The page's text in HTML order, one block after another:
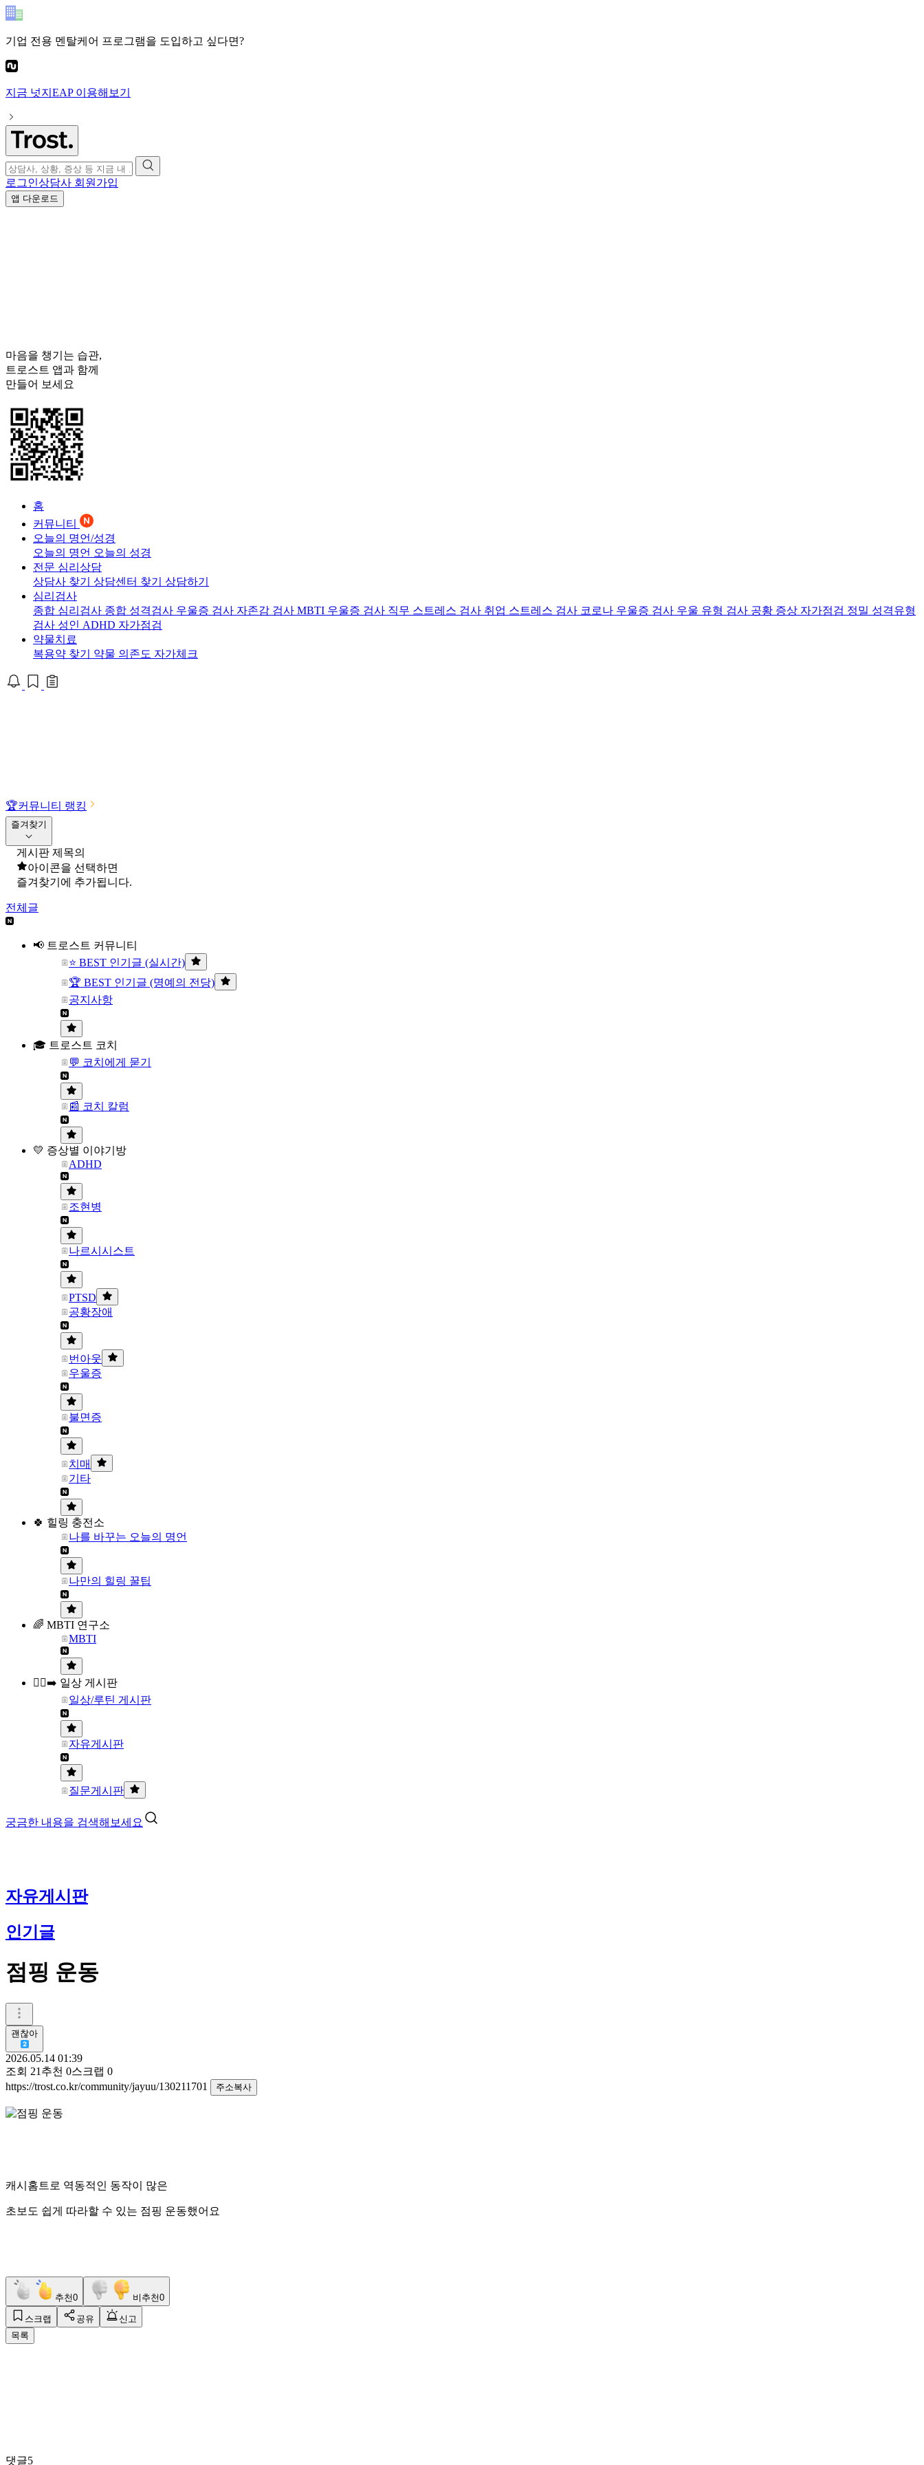
기업 전용 멘탈케어 프로그램을 도입하고 싶다면?
지금 넛지EAP이용해보기
로그인상담사 회원가입
앱 다운로드
마음을 챙기는 습관,
트로스트 앱과 함께
만들어 보세요
홈
커뮤니티
오늘의 명언/성경
오늘의 명언 오늘의 성경
전문 심리상담
상담사 찾기 상담센터 찾기 상담하기
심리검사
종합 심리검사 종합 성격검사 우울증 검사 자존감 검사 MBTI 우울증 검사 직무 스트레스 검사 취업 스트레스 검사 코로나 우울증 검사 우울 유형 검사 공황 증상 자가점검 정밀 성격유형
검사 성인 ADHD 자가점검
약물치료
복용약 찾기 약물 의존도 자가체크
🏆커뮤니티 랭킹
즐겨찾기
게시판 제목의
아이콘을 선택하면
즐겨찾기에 추가됩니다.
전체글
📢 트로스트 커뮤니티
⭐ BEST 인기글 (실시간)
🏆 BEST 인기글 (명예의 전당)
공지사항
🎓 트로스트 코치
💬 코치에게 묻기
📰 코치 칼럼
💛 증상별 이야기방
ADHD
조현병
나르시시스트
PTSD
공황장애
번아웃
우울증
불면증
치매
기타
🍀 힐링 충전소
나를 바꾸는 오늘의 명언
나만의 힐링 꿀팁
🌈 MBTI 연구소
MBTI
🏃‍♀️‍➡️ 일상 게시판
일상/루틴 게시판
자유게시판
질문게시판
궁금한 내용을 검색해보세요
자유게시판
인기글
점핑 운동
괜찮아
2026.05.14 01:39
조회 21 추천 0스크랩 0
https://trost.co.kr/community/jayuu/130211701
주소복사
캐시홈트로 역동적인 동작이 많은
초보도 쉽게 따라할 수 있는 점핑 운동했어요
추천0 비추천0
스크랩 공유
신고
목록
댓글5